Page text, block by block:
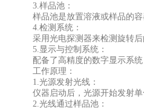
3.样品池：
样品池是放置溶液或样品的容
4.检测系统：
采用光电探测器来检测旋转后
5.显示与控制系统：
配备了高精度的数字显示系统
工作原理：
1.光源发射光线：
仪器启动后，光源开始发射单
2.光线通过样品池：